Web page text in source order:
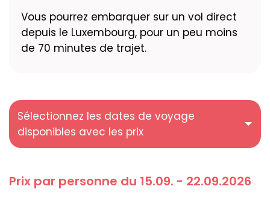
Vous pourrez embarquer sur un vol direct
depuis le Luxembourg, pour un peu moins
de 70 minutes de trajet.
Sélectionnez les dates de voyage
disponibles avec les prix
Prix par personne du 15.09. - 22.09.2026